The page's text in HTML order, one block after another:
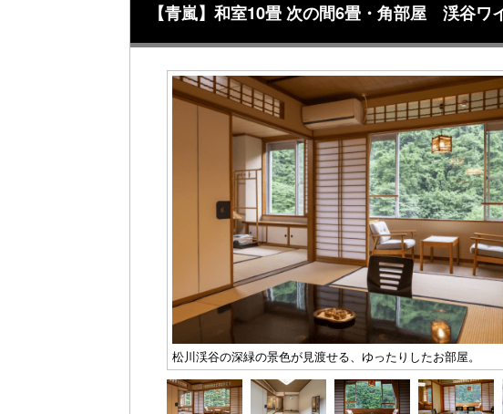
【青嵐】和室10畳 次の間6畳・角部屋 渓谷ワ
松川渓谷の深緑の景色が見渡せる、ゆったりしたお部屋。